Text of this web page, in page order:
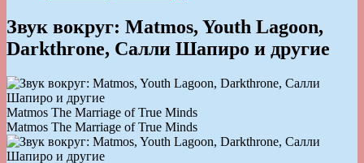
Звук вокруг: Matmos, Youth Lagoon,
Darkthrone, Салли Шапиро и другие
Matmos The Marriage of True Minds
Matmos The Marriage of True Minds